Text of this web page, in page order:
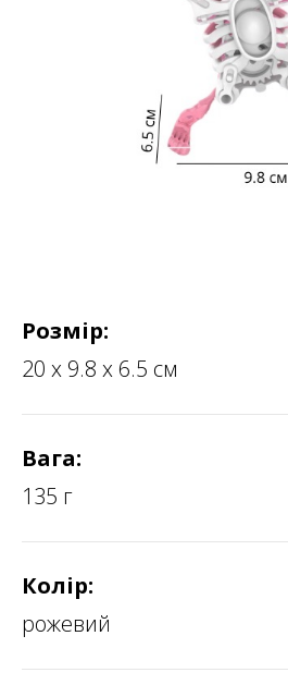
Розмір:
20 х 9.8 х 6.5 см
Вага:
135 г
Колір:
рожевий